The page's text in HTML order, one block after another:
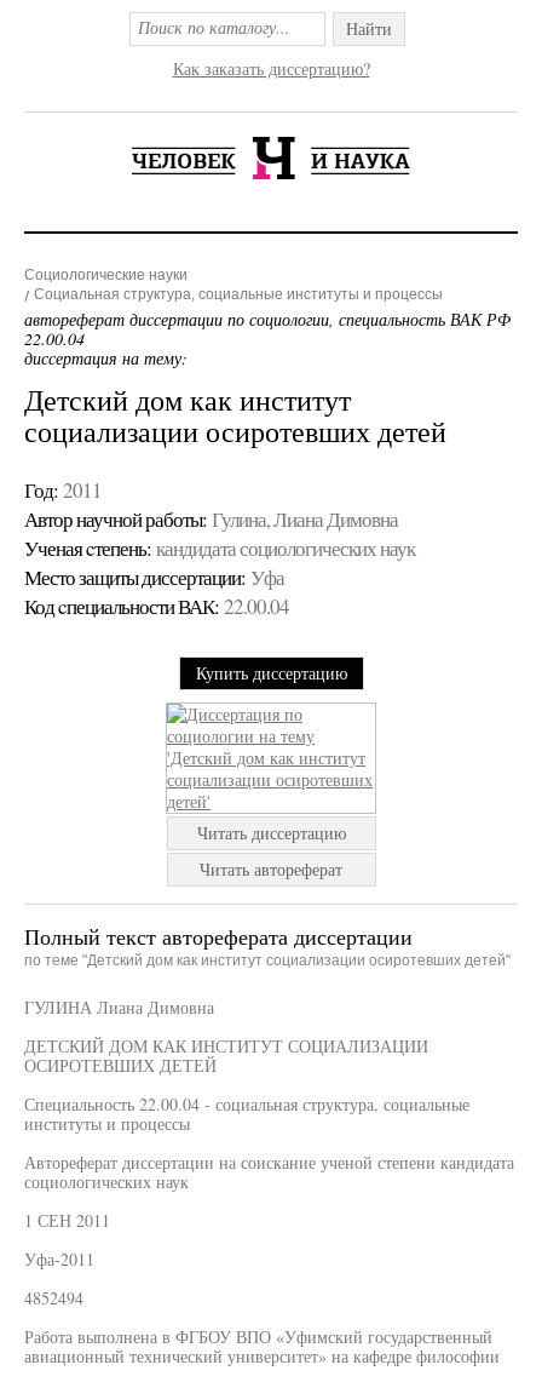
Найти
Как заказать диссертацию?
Социологические науки
Социальная структура, социальные институты и процессы
автореферат диссертации по социологии, специальность ВАК РФ
22.00.04
диссертация на тему:
Детский дом как институт
социализации осиротевших детей
Год: 2011
Автор научной работы: Гулина, Лиана Димовна
Ученая cтепень: кандидата социологических наук
Место защиты диссертации: Уфа
Код cпециальности ВАК: 22.00.04
Купить диссертацию
Читать диссертацию
Читать автореферат
Полный текст автореферата диссертации
по теме "Детский дом как институт социализации осиротевших детей"
ГУЛИНА Лиана Димовна
ДЕТСКИЙ ДОМ КАК ИНСТИТУТ СОЦИАЛИЗАЦИИ
ОСИРОТЕВШИХ ДЕТЕЙ
Специальность 22.00.04 - социальная структура, социальные
институты и процессы
Автореферат диссертации на соискание ученой степени кандидата
социологических наук
1 СЕН 2011
Уфа-2011
4852494
Работа выполнена в ФГБОУ ВПО «Уфимский государственный
авиационный технический университет» на кафедре философии